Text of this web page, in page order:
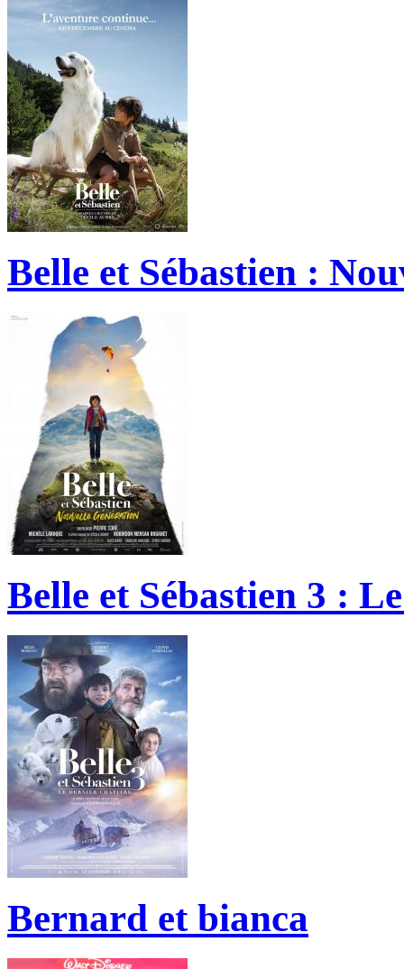
Belle et Sébastien :
Belle et Sébastien 3 :
Bernard et bianca